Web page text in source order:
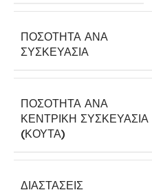
ΠΟΣΌΤΗΤΑ ΑΝΆ
ΣΥΣΚΕΥΑΣΊΑ
ΠΟΣΌΤΗΤΑ ΑΝΆ
ΚΕΝΤΡΙΚΉ ΣΥΣΚΕΥΑΣΊΑ
(ΚΟΎΤΑ)
ΔΙΑΣΤΆΣΕΙΣ